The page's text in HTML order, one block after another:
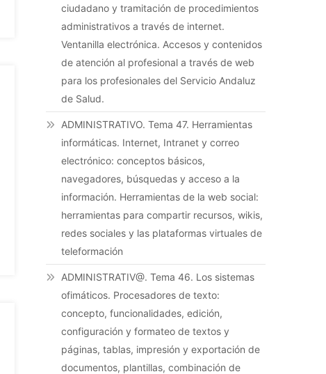
ciudadano y tramitación de procedimientos
administrativos a través de internet.
Ventanilla electrónica. Accesos y contenidos
de atención al profesional a través de web
para los profesionales del Servicio Andaluz
de Salud.
ADMINISTRATIVO. Tema 47. Herramientas
informáticas. Internet, Intranet y correo
electrónico: conceptos básicos,
navegadores, búsquedas y acceso a la
información. Herramientas de la web social:
herramientas para compartir recursos, wikis,
redes sociales y las plataformas virtuales de
teleformación
ADMINISTRATIV@. Tema 46. Los sistemas
ofimáticos. Procesadores de texto:
concepto, funcionalidades, edición,
configuración y formateo de textos y
páginas, tablas, impresión y exportación de
documentos, plantillas, combinación de